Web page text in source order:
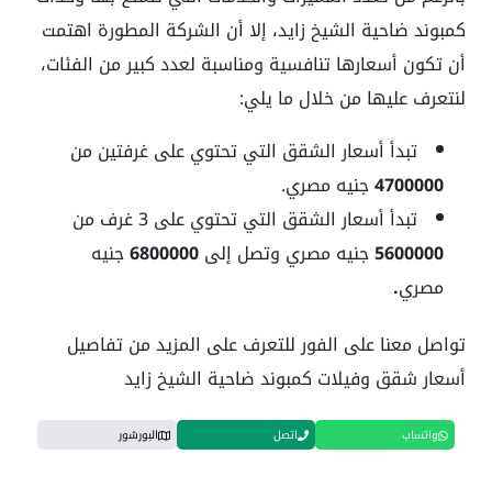
كمبوند ضاحية الشيخ زايد، إلا أن الشركة المطورة اهتمت
أن تكون أسعارها تنافسية ومناسبة لعدد كبير من الفئات،
لنتعرف عليها من خلال ما يلي:
تبدأ أسعار الشقق التي تحتوي على غرفتين من
4700000جنيه مصري.
تبدأ أسعار الشقق التي تحتوي على 3 غرف من
5600000جنيه مصري وتصل إلى
جنيه
مصري.
تواصل معنا على الفور للتعرف على المزيد من تفاصيل
أسعار شقق وفيلات كمبوند ضاحية الشيخ زايد
واتساب اتصل البورشور